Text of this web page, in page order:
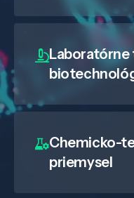
Chemicko-
priemysel